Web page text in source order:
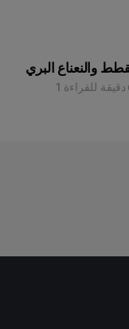
والنعناع البري
دقيقة للقراءة 1